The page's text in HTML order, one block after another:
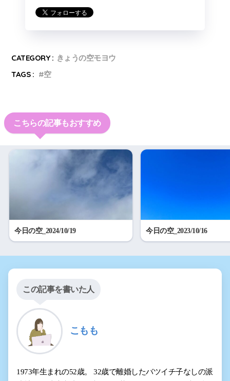
CATEGORY : きょうの空モヨウ
TAGS :
空
こちらの記事もおすすめ
今日の空_2024/10/19 今日の空_2023/10/16
この記事を書いた人
こもも
1973年生まれの52歳。 32歳で離婚したバツイチ子なしの派